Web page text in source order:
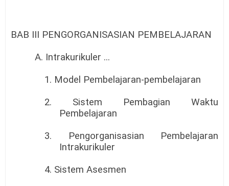
BAB III PENGORGANISASIAN PEMBELAJARAN
A. Intrakurikuler ...
1. Model Pembelajaran-pembelajaran
2. Sistem Pembagian Waktu
Pembelajaran
3. Pengorganisasian Pembelajaran
Intrakurikuler
4. Sistem Asesmen